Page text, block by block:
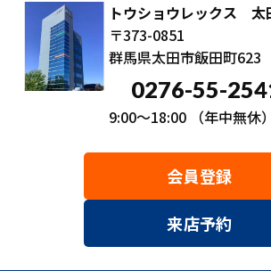
トウショウレックス 太
〒373-0851
群馬県太田市飯田町
0276-55-
9:00～18:00 （年中無休）
会員登録
来店予約